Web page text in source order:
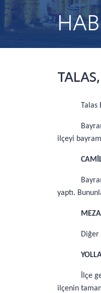
Talas
ilçeyi
yaptı.
Diğer
İlçe
ilçenin